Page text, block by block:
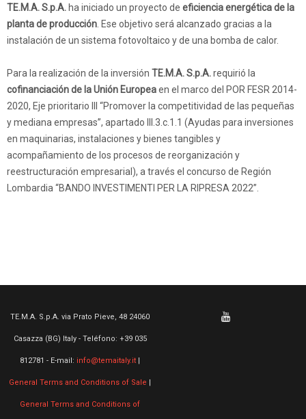
TE.M.A. S.p.A. ha iniciado un proyecto de eficiencia energética de la
planta de producción. Ese objetivo será alcanzado gracias a la
instalación de un sistema fotovoltaico y de una bomba de calor.
Para la realización de la inversión TE.M.A. S.p.A.requirió la
cofinanciación de la Unión Europeaen el marco del POR FESR 2014-
2020, Eje prioritario III “Promover la competitividad de las pequeñas
y mediana empresas”, apartado III.3.c.1.1 (Ayudas para inversiones
en maquinarias, instalaciones y bienes tangibles y
acompañamiento de los procesos de reorganización y
reestructuración empresarial), a través el concurso de Región
Lombardia “BANDO INVESTIMENTI PER LA RIPRESA 2022”.
TE.M.A. S.p.A. via Prato Pieve, 48 24060
Casazza (BG) Italy - Teléfono: +39 035
812781 - E-mail: info@temaitaly.it
General Terms and Conditions of Sale
General Terms and Conditions of